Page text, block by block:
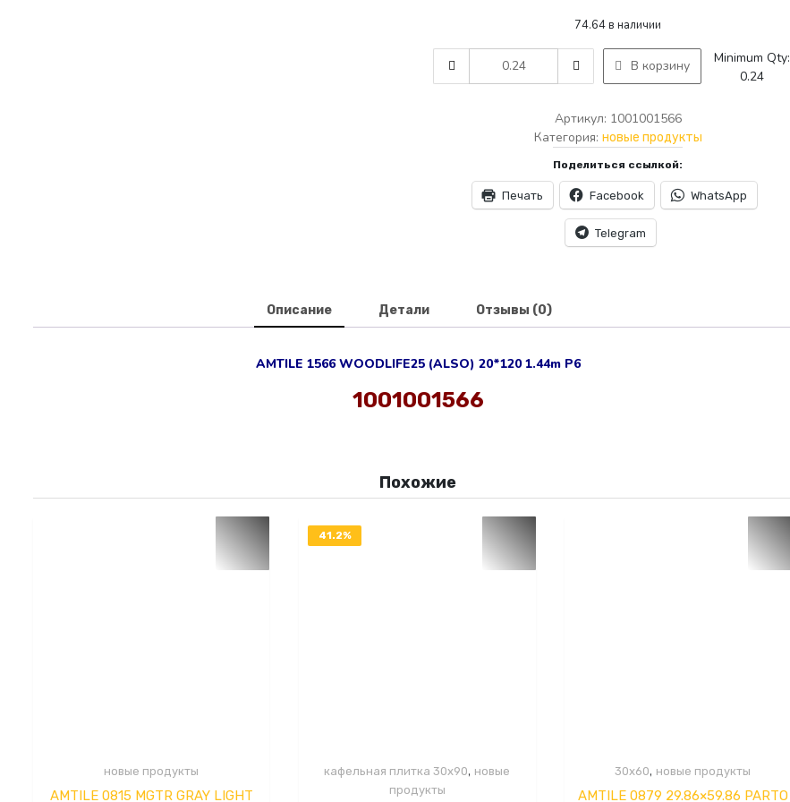
74.64 в наличии
(ALSO)
20*120
1.44m
quantity
В корзину
Minimum Qty:
0.24
Артикул: 1001001566
Категория: новые продукты
Поделиться ссылкой:
Печать Facebook WhatsApp
Telegram
Описание Детали Отзывы (0)
AMTILE 1566 WOODLIFE25 (ALSO) 20*120 1.44m P6
1001001566
Похожие
новые продукты
AMTILE 0815 MGTR GRAY LIGHT
41.2%
кафельная плитка 30x90, новые
продукты
30x60, новые продукты
AMTILE 0879 29.86×59.86 PARTO